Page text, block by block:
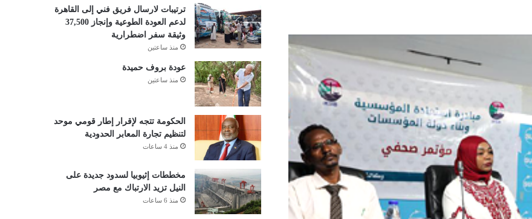
ترتيبات لارسال فريق فني إلى القاهرة
لدعم العودة الطوعية وإنجاز 37,500
وثيقة سفر اضطرارية
منذ ساعتين
عودة بروف حميدة
منذ ساعتين
الحكومة تتجه لإقرار إطار قومي موحد
لتنظيم تجارة المعابر الحدودية
منذ 4 ساعات
مخططات إثيوبيا لسدود جديدة على
النيل تزيد الارتباك مع مصر
منذ 6 ساعات